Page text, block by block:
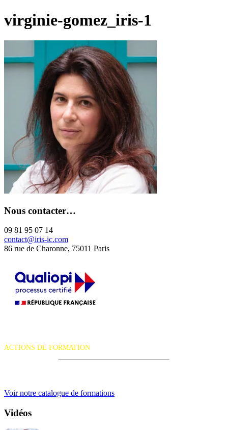
virginie-gomez_iris-1
Nous contacter…
09 81 95 07 14
contact@iris-ic.com
86 rue de Charonne, 75011 Paris
ACTIONS DE FORMATION
Voir notre catalogue de formations
Vidéos